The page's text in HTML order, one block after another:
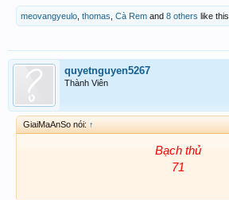
meovangyeulo thomas Cà Rem and 8 others like this.
quyetnguyen5267
Thành Viên
GiaiMaAnSo nói: ↑
Bạch thủ
71